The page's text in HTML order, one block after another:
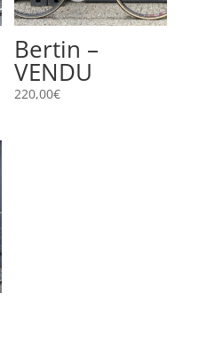
Bertin –
VENDU
220,00€